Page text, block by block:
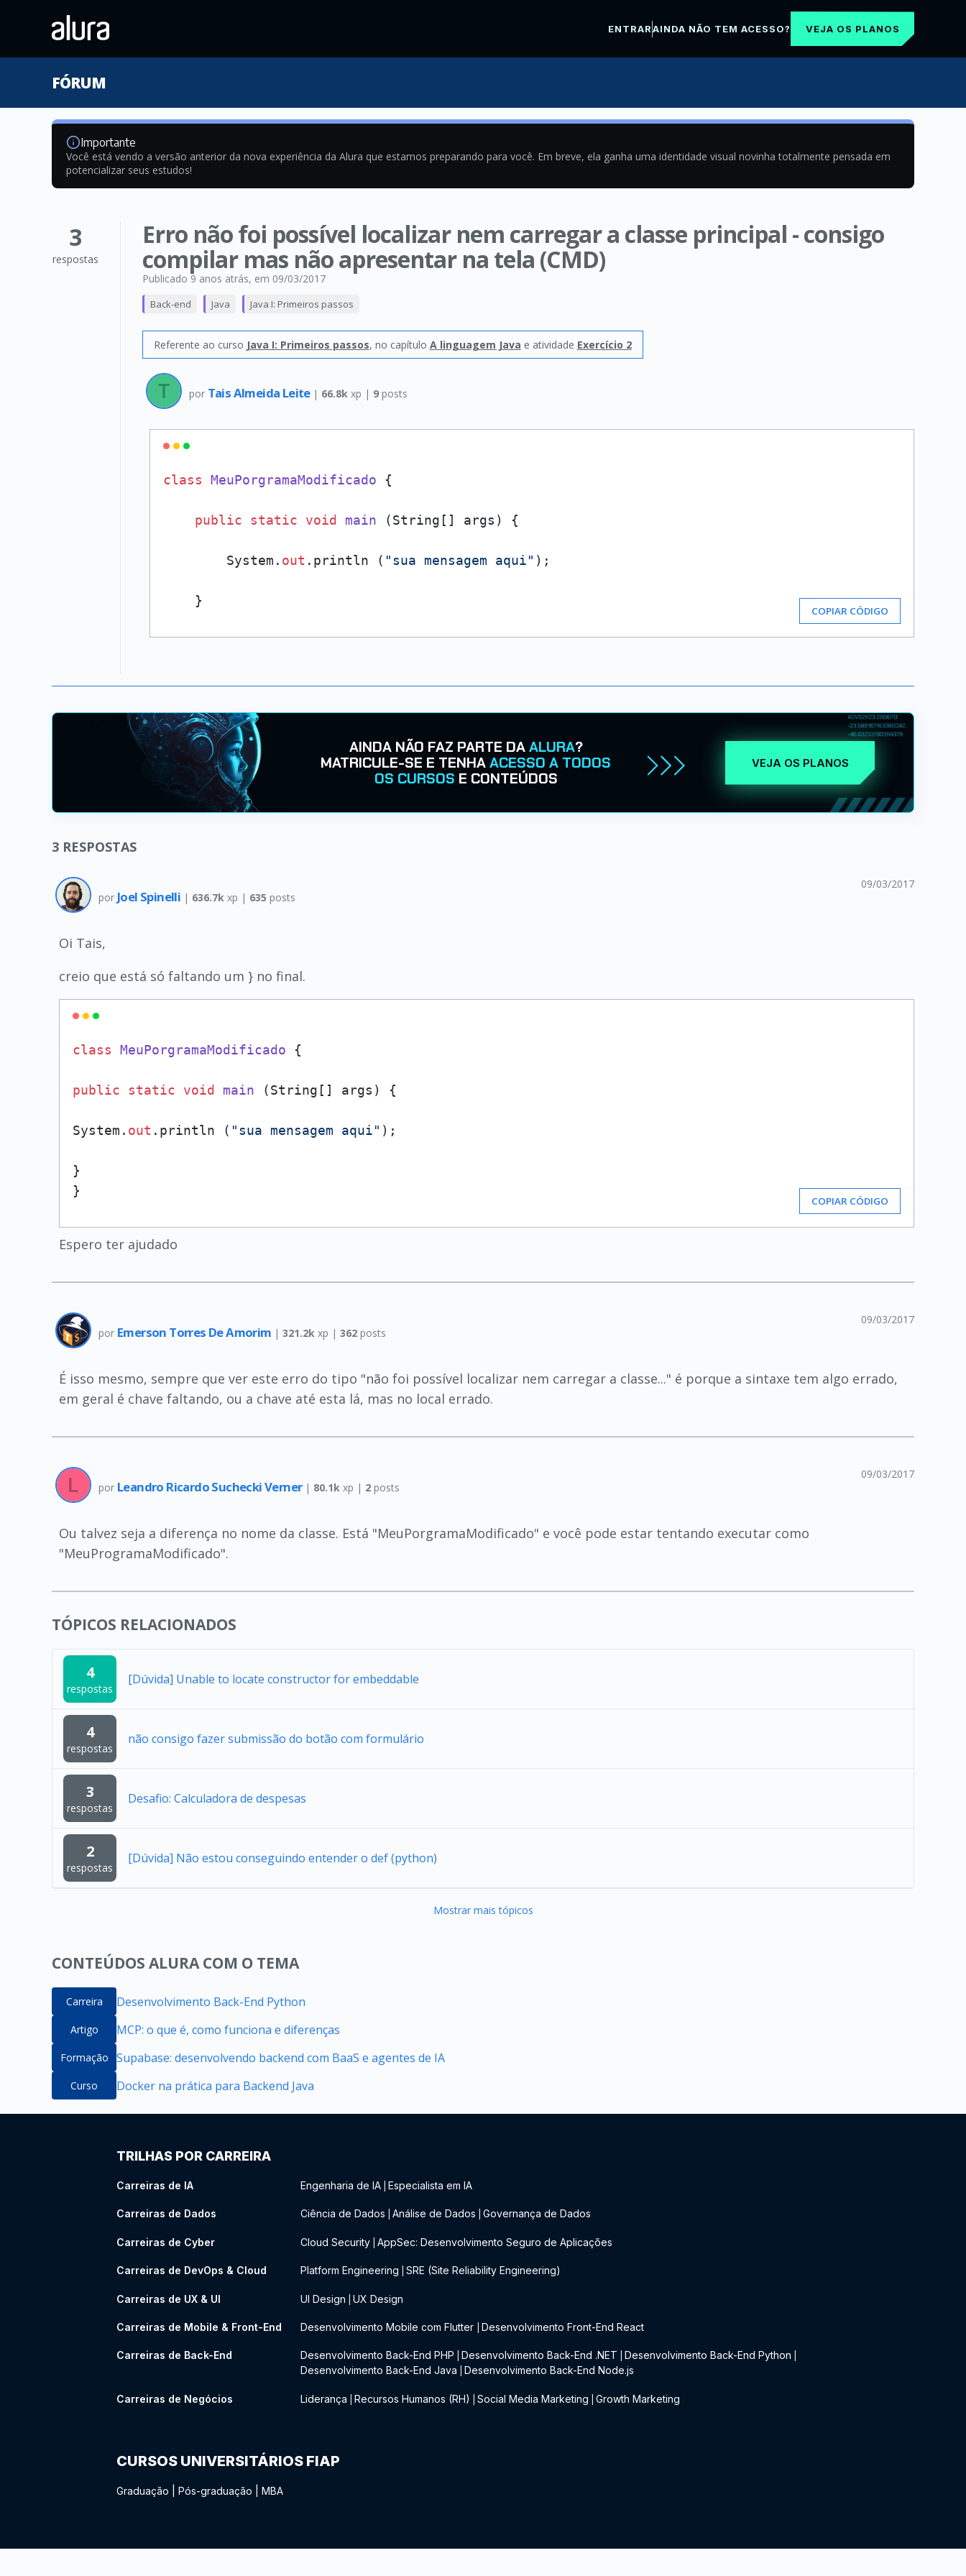
ENTRARAINDA NÃO TEM ACESSO? VEJA OS PLANOS
FÓRUM
Importante
Você está vendo a versão anterior da nova experiência da Alura que estamos preparando para você. Em breve, ela ganha uma identidade visual novinha totalmente pensada em
potencializar seus estudos!
3
respostas
Erro não foi possível localizar nem carregar a classe principal - consigo
compilar mas não apresentar na tela (CMD)
Publicado 9 anos atrás, em 09/03/2017
Back-end Java Java I: Primeiros passos
Referente ao curso Java I: Primeiros passos, no capítulo A linguagem Java e atividade Exercício 2
por Tais Almeida Leite | 66.8k xp | 9 posts
class MeuPorgramaModificado {
public static void main (String[] args ) {
        System.
out .println ( "sua mensagem aqui" );
    }
COPIAR CÓDIGO
AINDA NÃO FAZ PARTE DAALURA?
MATRICULE-SE E TENHAACESSO A TODOS
OS CURSOS E CONTEÚDOS
VEJA OS PLANOS
3 RESPOSTAS
por Joel Spinelli | 636.7k xp | 635 posts
09/03/2017
Oi Tais,
creio que está só faltando um } no final.
class MeuPorgramaModificado {
public static void main (String[] args ) {
System. out .println ( "sua mensagem aqui" );
}
}
COPIAR CÓDIGO
Espero ter ajudado
por Emerson Torres De Amorim | 321.2k xp | 362 posts
09/03/2017
É isso mesmo, sempre que ver este erro do tipo "não foi possível localizar nem carregar a classe..." é porque a sintaxe tem algo errado,
em geral é chave faltando, ou a chave até esta lá, mas no local errado.
por Leandro Ricardo Suchecki Verner | 80.1k xp | 2posts
09/03/2017
Ou talvez seja a diferença no nome da classe. Está "MeuPorgramaModificado" e você pode estar tentando executar como
"MeuProgramaModificado".
TÓPICOS RELACIONADOS
4
respostas
[Dúvida] Unable to locate constructor for embeddable
4
respostas
não consigo fazer submissão do botão com formulário
3
respostas
Desafio: Calculadora de despesas
2
respostas
[Dúvida] Não estou conseguindo entender o def (python)
Mostrar mais tópicos
CONTEÚDOS ALURA COM O TEMA
Carreira Desenvolvimento Back-End Python
Artigo MCP: o que é, como funciona e diferenças
Formação Supabase: desenvolvendo backend com BaaS e agentes de IA
Curso Docker na prática para Backend Java
TRILHAS POR CARREIRA
Carreiras de IA Engenharia de IA Especialista em IA
Carreiras de Dados Ciência de Dados Análise de Dados Governança de Dados
Carreiras de Cyber Cloud Security AppSec: Desenvolvimento Seguro de Aplicações
Carreiras de DevOps & Cloud Platform Engineering SRE (Site Reliability Engineering)
Carreiras de UX & UI UI Design UX Design
Carreiras de Mobile & Front-End Desenvolvimento Mobile com Flutter Desenvolvimento Front-End React
Carreiras de Back-End Desenvolvimento Back-End PHP Desenvolvimento Back-End .NET Desenvolvimento Back-End Python
Desenvolvimento Back-End Java Desenvolvimento Back-End Node.js
Carreiras de Negócios Liderança Recursos Humanos (RH) Social Media Marketing Growth Marketing
CURSOS UNIVERSITÁRIOS FIAP
Graduação Pós-graduação MBA